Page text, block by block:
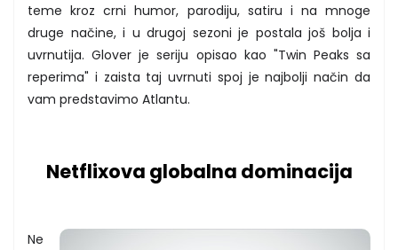
teme kroz crni humor, parodiju, satiru i na mnoge
druge načine, i u drugoj sezoni je postala još bolja i
uvrnutija. Glover je seriju opisao kao "Twin Peaks sa
reperima" i zaista taj uvrnuti spoj je najbolji način da
vam predstavimo Atlantu.
Netflixova globalna dominacija
Ne